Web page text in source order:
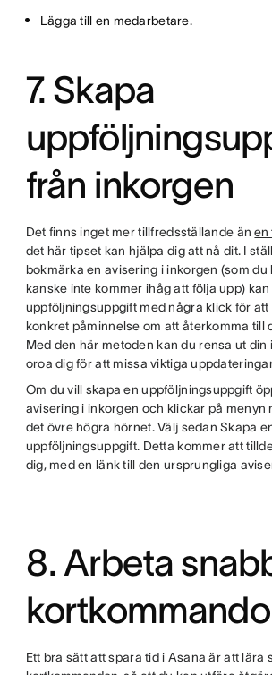
Lägga till en medarbetare.
7. Skapa
från inkorgen
Det finns inget mer tillfredsställande änen
det här tipset kan hjälpa dig att nå dit. I
bokmärka en avisering i inkorgen (som du
kanske inte kommer ihåg att följa upp)
uppföljningsuppgift med några klick för att
konkret påminnelse om att återkomma till
Med den här metoden kan du rensa ut din
oroa dig för att missa viktiga
Om du vill skapa en uppföljningsuppgift
avisering i inkorgen och klickar på menyn
det övre högra hörnet. Välj sedan Skapa
uppföljningsuppgift. Detta kommer att
dig, med en länk till den ursprungliga
8. Arbeta
Ett bra sätt att spara tid i Asana är att lära